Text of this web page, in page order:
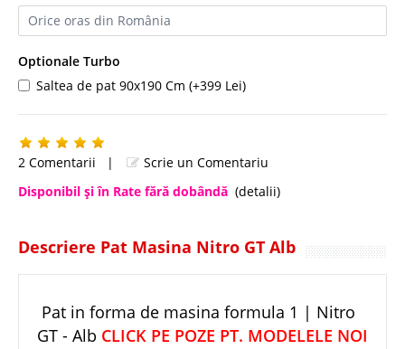
Optionale Turbo
Saltea de pat 90x190 Cm (+399 Lei)
2 Comentarii |
Scrie un Comentariu
Disponibil şi în Rate fără dobândă (detalii)
Descriere Pat Masina Nitro GT Alb
Pat in forma de masina formula 1 | Nitro
GT - Alb CLICK PE POZE PT. MODELELE NOI